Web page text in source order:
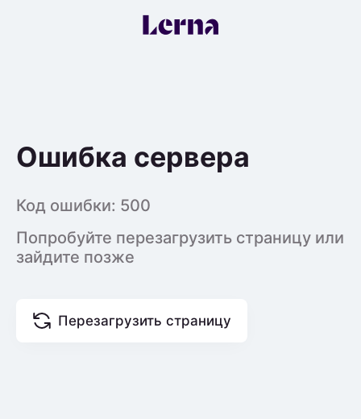
Ошибка сервера
Код ошибки: 500
Попробуйте перезагрузить страницу или
зайдите позже
Перезагрузить страницу